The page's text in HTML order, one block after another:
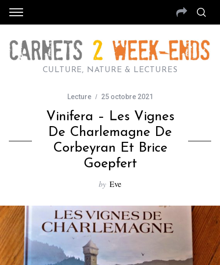
CULTURE, NATURE & LECTURES
Lecture 25 octobre 2021
Vinifera – Les Vignes
De Charlemagne De
Corbeyran Et Brice
Goepfert
by Eve